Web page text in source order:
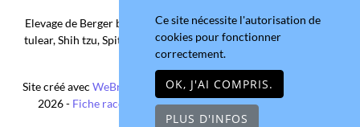
Elevage de Berger belge, Chihuahua Poil Court/Long, Coton de
tulear, Shih tzu, Spitz allemand et Yorkshire terrier depuis 2006
situé en Maine-et-Loire
Site créé avec WeBreed
- Copyright© Domaine de la Chantelaie
2026 - Fiche race Chihuahua Poil Long-Mentions légales
Ce site nécessite l'autorisation de
cookies pour fonctionner
correctement.
OK, J'AI COMPRIS.
PLUS D'INFOS